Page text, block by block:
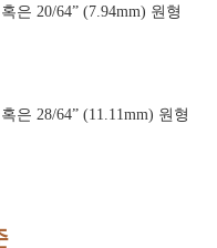
은 20/64” (7.94mm) 원형
은 28/64” (11.11mm) 원형